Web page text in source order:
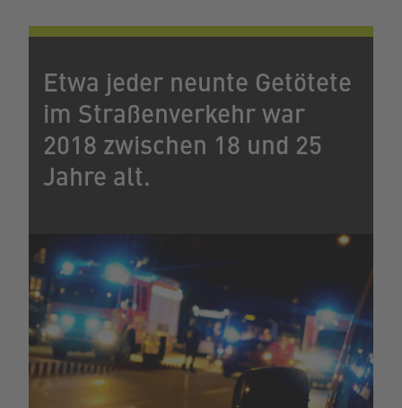
Etwa jeder neunte Getötete
im Straßenverkehr war
2018 zwischen 18 und 25
Jahre alt.